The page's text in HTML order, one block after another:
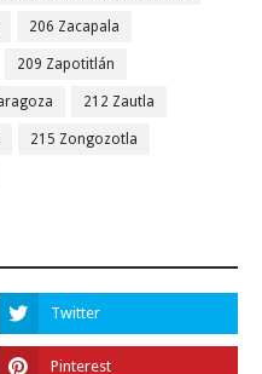
206 Zacapala
209 Zapotitlán
212 Zautla
215 Zongozotla